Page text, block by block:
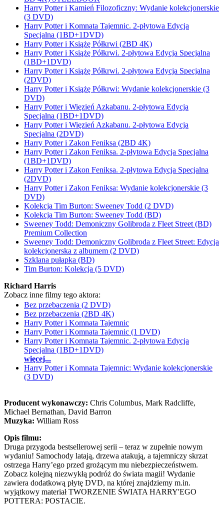
Harry Potter i Kamień Filozoficzny: Wydanie kolekcjonerskie
(3 DVD)
Harry Potter i Komnata Tajemnic. 2-płytowa Edycja
Specjalna (1BD+1DVD)
Harry Potter i Książę Półkrwi (2BD 4K)
Harry Potter i Książę Półkrwi. 2-płytowa Edycja Specjalna
(1BD+1DVD)
Harry Potter i Książę Półkrwi. 2-płytowa Edycja Specjalna
(2DVD)
Harry Potter i Książę Półkrwi: Wydanie kolekcjonerskie (3
DVD)
Harry Potter i Więzień Azkabanu. 2-płytowa Edycja
Specjalna (1BD+1DVD)
Harry Potter i Więzień Azkabanu. 2-płytowa Edycja
Specjalna (2DVD)
Harry Potter i Zakon Feniksa (2BD 4K)
Harry Potter i Zakon Feniksa. 2-płytowa Edycja Specjalna
(1BD+1DVD)
Harry Potter i Zakon Feniksa. 2-płytowa Edycja Specjalna
(2DVD)
Harry Potter i Zakon Feniksa: Wydanie kolekcjonerskie (3
DVD)
Kolekcja Tim Burton: Sweeney Todd (2 DVD)
Kolekcja Tim Burton: Sweeney Todd (BD)
Sweeney Todd: Demoniczny Golibroda z Fleet Street (BD)
Premium Collection
Sweeney Todd: Demoniczny Golibroda z Fleet Street: Edycja
kolekcjonerska z albumem (2 DVD)
Szklana pułapka (BD)
Tim Burton: Kolekcja (5 DVD)
Richard Harris
Zobacz inne filmy tego aktora:
Bez przebaczenia (2 DVD)
Bez przebaczenia (2BD 4K)
Harry Potter i Komnata Tajemnic
Harry Potter i Komnata Tajemnic (1 DVD)
Harry Potter i Komnata Tajemnic. 2-płytowa Edycja
Specjalna (1BD+1DVD)
więcej...
Harry Potter i Komnata Tajemnic: Wydanie kolekcjonerskie
(3 DVD)
Producent wykonawczy: Chris Columbus, Mark Radcliffe,
Michael Bernathan, David Barron
Muzyka: William Ross
Opis filmu:
Druga przygoda bestsellerowej serii – teraz w zupełnie nowym
wydaniu! Samochody latają, drzewa atakują, a tajemniczy skrzat
ostrzega Harry’ego przed grożącym mu niebezpieczeństwem.
Zobacz kolejną niezwykłą podróż do świata magii! Wydanie
zawiera dodatkową płytę DVD, na której znajdziemy m.in.
wyjątkowy materiał TWORZENIE ŚWIATA HARRY'EGO
POTTERA: POSTACIE.